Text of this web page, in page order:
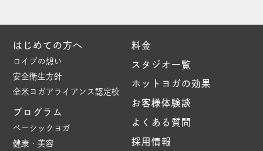
はじめての方へ
ロイブの想い
安全衛生方針
全米ヨガアライアンス認定校
プログラム
ベーシックヨガ
健康・美容
料金
スタジオ一覧
ホットヨガの効果
お客様体験談
よくある質問
採用情報